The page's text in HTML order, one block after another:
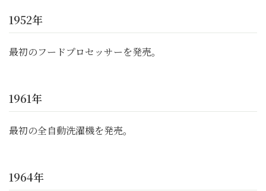
1952年
最初のフードプロセッサーを発売。
1961年
最初の全自動洗濯機を発売。
1964年